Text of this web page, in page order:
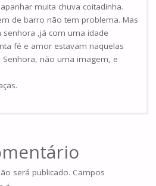
muita chuva coitadinha.
de barro não tem problema. Mas
,já com uma idade
fé e amor estavam naquelas
Senhora, não uma imagem, e
será publicado. Campos